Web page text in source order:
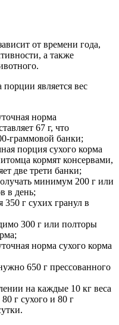
от времени года,
а также
является вес
норма
67 г, что
граммовой банки;
порция сухого корма
кормят консервами,
две трети банки;
минимум 200 г или
в день;
350 г сухих гранул в
300 г или полторы
норма сухого корма
650 г прессованного
на каждые 10 кг веса
г сухого и 80 г